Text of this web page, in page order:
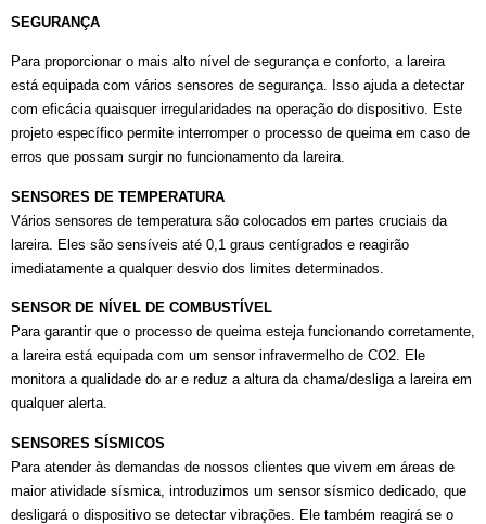
SEGURANÇA​
Para proporcionar o mais alto nível de segurança e conforto, a lareira
está equipada com vários sensores de segurança. Isso ajuda a detectar
com eficácia quaisquer irregularidades na operação do dispositivo. Este
projeto específico permite interromper o processo de queima em caso de
erros que possam surgir no funcionamento da lareira.
SENSORES DE TEMPERATURA
Vários sensores de temperatura são colocados em partes cruciais da
lareira. Eles são sensíveis até 0,1 graus centígrados e reagirão
imediatamente a qualquer desvio dos limites determinados.
SENSOR DE NÍVEL DE COMBUSTÍVEL
Para garantir que o processo de queima esteja funcionando corretamente,
a lareira está equipada com um sensor infravermelho de CO2. Ele
monitora a qualidade do ar e reduz a altura da chama/desliga a lareira em
qualquer alerta.
SENSORES SÍSMICOS
Para atender às demandas de nossos clientes que vivem em áreas de
maior atividade sísmica, introduzimos um sensor sísmico dedicado, que
desligará o dispositivo se detectar vibrações. Ele também reagirá se o